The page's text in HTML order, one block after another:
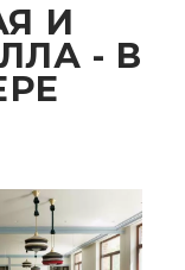
И
- В